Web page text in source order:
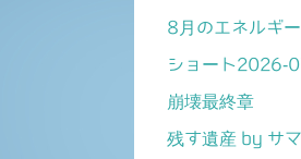
8月のエネルギ
ショート2026-
崩壊最終章
残す遺産 by サ